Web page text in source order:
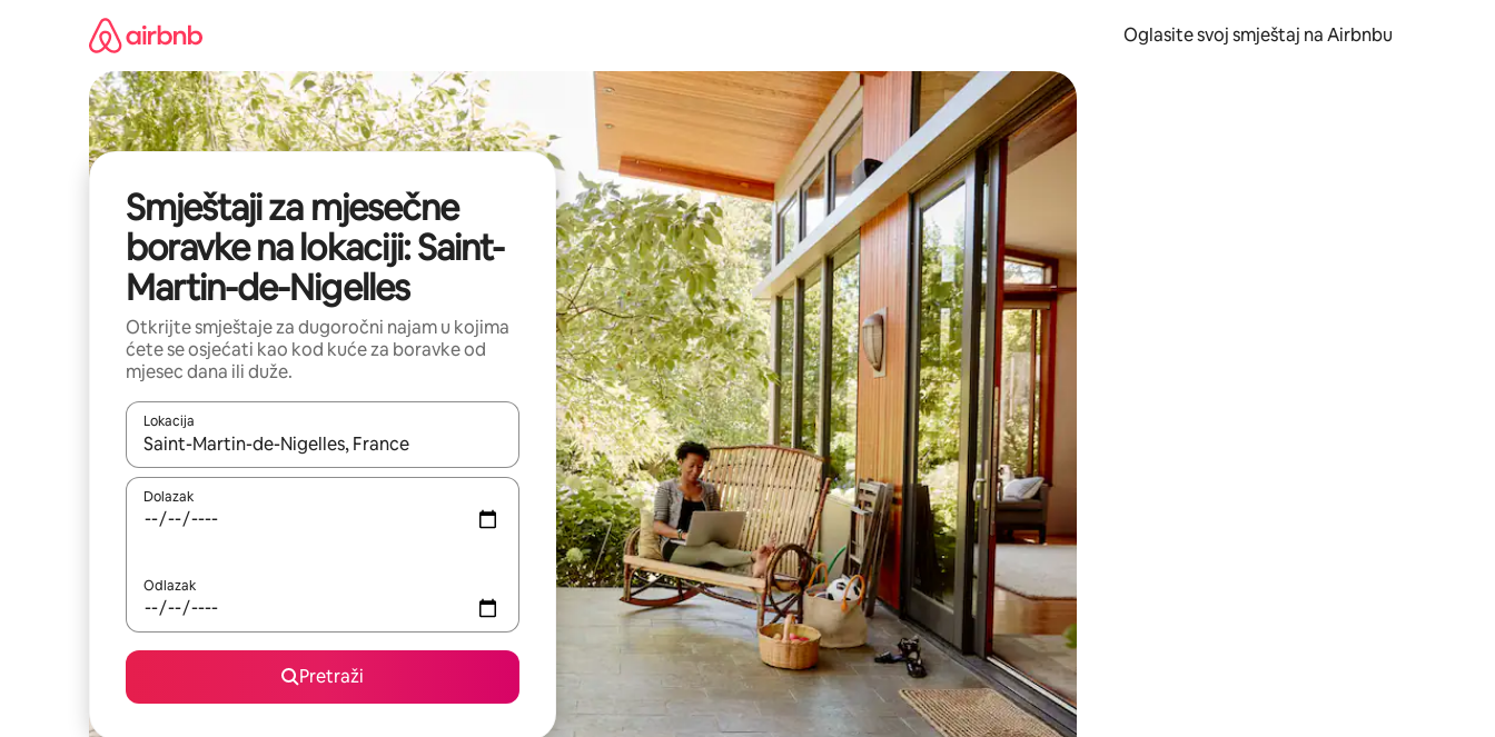
Oglasite svoj smještaj na Airbnbu
Smještaji za mjesečne
boravke na lokaciji: Saint-
Martin-de-Nigelles
Otkrijte smještaje za dugoročni najam u kojima
ćete se osjećati kao kod kuće za boravke od
mjesec dana ili duže.
Lokacija
Kad rezultati budu dostupni, krećite se gore i dolje pomoću strelica ili ih pregledajte dodirom ili povlačenjem prsta.
Dolazak
Odlazak
Pretraži